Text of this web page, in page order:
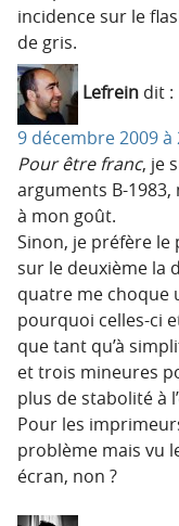
incidence sur le
de gris.
Lefrein dit :
9 décembre 2009 à
Pour être franc, je
arguments B-
à mon goût.
Sinon, je préfère
sur le deuxième la
quatre me choque
pourquoi celles-ci
que tant qu’à
et trois mineures
plus de stabolité à
Pour les
problème mais vu
écran, non ?